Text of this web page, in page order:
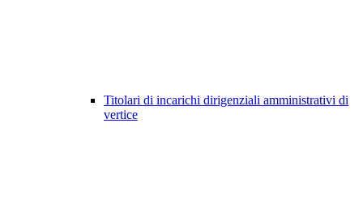
Titolari di incarichi dirigenziali amministrativi di
vertice